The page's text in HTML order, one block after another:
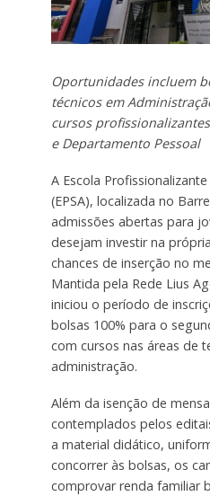
Oportunidades incluem
técnicos em
cursos
e Departamento Pessoal
A Escola
(EPSA), localizada no
admissões abertas para
desejam investir na
chances de inserção no
Mantida pela Rede Lius
iniciou o período de
bolsas 100% para o
com cursos nas áreas de
administração.
Além da isenção de
contemplados pelos
a material didático,
concorrer às bolsas, os
comprovar renda familiar